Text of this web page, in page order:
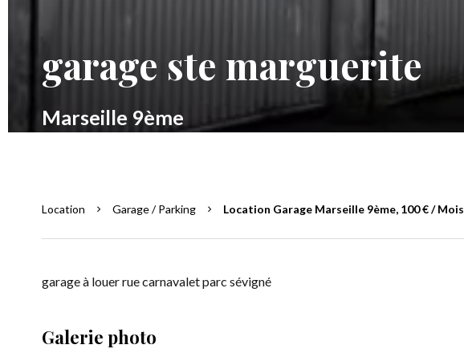
garage ste marguerite
Marseille 9ème
Location Garage / Parking Location Garage Marseille 9ème, 100 € / Mois
garage à louer rue carnavalet parc sévigné
Galerie photo